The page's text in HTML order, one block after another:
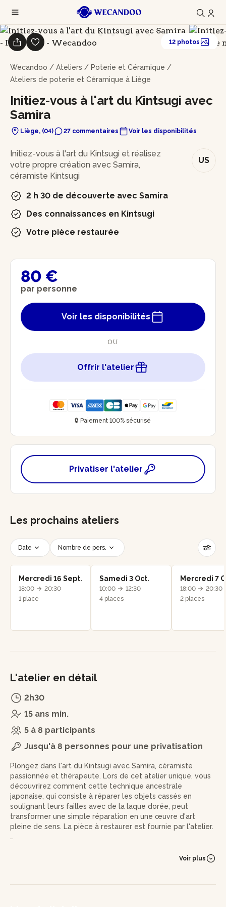
Wecandoo / Ateliers / Poterie et Céramique /
Ateliers de poterie et Céramique à Liège
Initiez-vous à l'art du Kintsugi avec
Samira
Liège, (04) 27 commentaires Voir les disponibilités
12 photos
En bref
US
Initiez-vous à l'art du Kintsugi et réalisez
votre propre création avec Samira,
céramiste Kintsugi
2 h 30 de découverte avec Samira
Des connaissances en Kintsugi
Votre pièce restaurée
80 €
par personne
Voir les disponibilités
OU
Offrir l'atelier
🔒 Paiement 100% sécurisé
Privatiser l'atelier
Les prochains ateliers
Date Nombre de pers.
Créneau horaire Réinitialiser les filtres
Mercredi 16 Sept.
18:00
20:30
1 place
Samedi 3 Oct.
10:00
12:30
4 places
Mercredi 7
18:00
20:30
2 places
L'atelier en détail
2h30
15 ans min.
5 à 8 participants
Jusqu'à 8 personnes pour une privatisation
Plongez dans l'art du Kintsugi avec Samira, céramiste
passionnée et thérapeute. Lors de cet atelier unique, vous
découvrirez comment cette technique ancestrale
japonaise, qui consiste à réparer les objets cassés en
soulignant leurs failles avec de la laque dorée, peut
transformer une simple réparation en une œuvre d'art
pleine de sens. La pièce à restaurer est fournie par l'atelier.
vaisselle choisies et à l'analyse des lignes de brisures. C’est
votre pièce en la ponçant et en la nettoyant
Voir plus